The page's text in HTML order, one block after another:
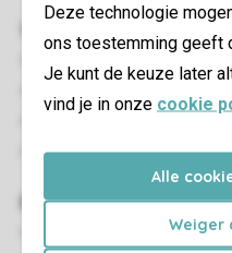
Deze technologie
ons toestemming geeft
Je kunt de keuze later
vind je in onze cookie
Alle
Weiger
Woon-/eetkamer
Dvd-speler
Kindervoorzieningen
Een kinderbed kan alleen